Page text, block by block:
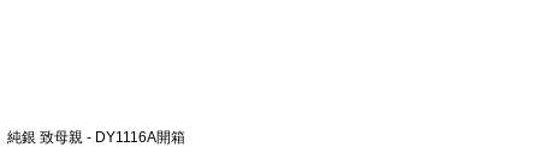
純銀 致母親 - DY1116A開箱